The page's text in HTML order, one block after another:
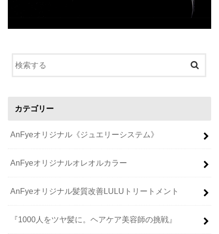
カテゴリー
AnFyeオリジナル《ジュエリーシステム》
AnFyeオリジナルオレオルカラー
AnFyeオリジナル髪質改善LULUトリートメント
『1000人をツヤ髪に。ヘアケア美容師の挑戦』